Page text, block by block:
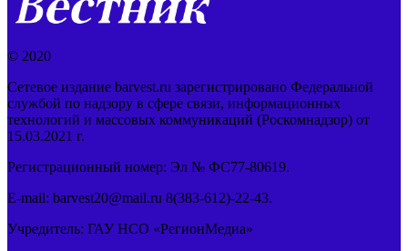
© 2020
Сетевое издание barvest.ru зарегистрировано Федеральной
службой по надзору в сфере связи, информационных
технологий и массовых коммуникаций (Роскомнадзор) от
15.03.2021 г.
Регистрационный номер: Эл № ФС77-80619.
E-mail: barvest20@mail.ru 8(383-612)-22-43.
Учредитель: ГАУ НСО «РегионМедиа»